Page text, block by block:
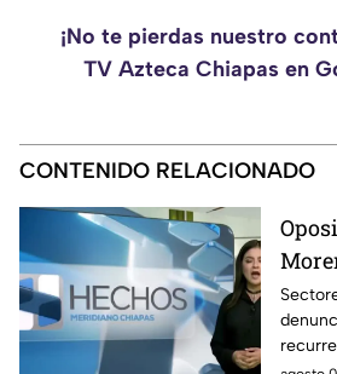
¡No te pierdas nuestro
TV Azteca Chiapas en
CONTENIDO RELACIONADO